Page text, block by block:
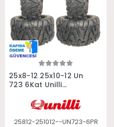
Sepete Ekle
25x8-12 25x10-12 Un
723 6Kat Unilli
Lastiği
25812-251012--UN723-6PR